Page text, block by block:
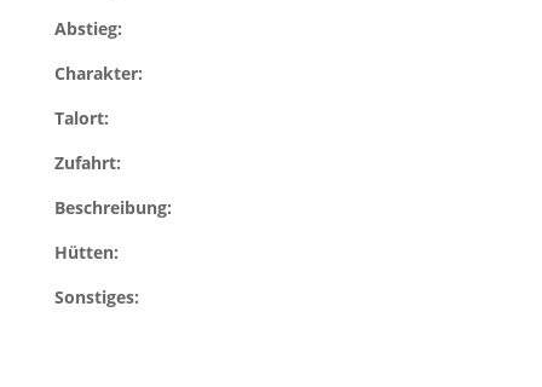
Abstieg:
Charakter:
Talort:
Zufahrt:
Beschreibung:
Hütten:
Sonstiges: